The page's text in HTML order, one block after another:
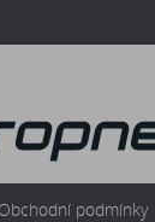
Obchodní podmínky